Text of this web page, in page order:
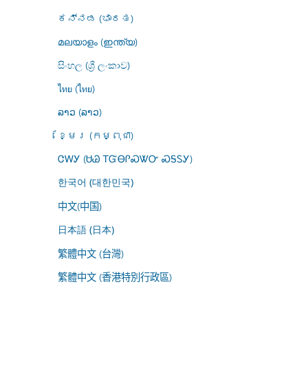
ಕನ್ನಡ (ಭಾರತ)
മലയാളം (ഇന്ത്യ)
සිංහල (ශ්‍රී ලංකාව)
ไทย (ไทย)
ລາວ (ລາວ)
ខ្មែរ (កម្ពុជា)
ᏣᎳᎩ (ᏌᏊ ᎢᏳᎾᎵᏍᏔᏅ ᏍᎦᏚᎩ)
한국어 (대한민국)
中文(中国)
日本語 (日本)
繁體中文 (台灣)
繁體中文 (香港特別行政區)